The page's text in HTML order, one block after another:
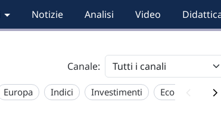
Notizie Analisi Video
Canale:
Europa Indici Investimenti Economia